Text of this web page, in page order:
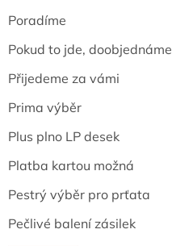
Poradíme
Pokud to jde, doobjednáme
Přijedeme za vámi
Prima výběr
Plus plno LP desek
Platba kartou možná
Pestrý výběr pro prťata
Pečlivé balení zásilek